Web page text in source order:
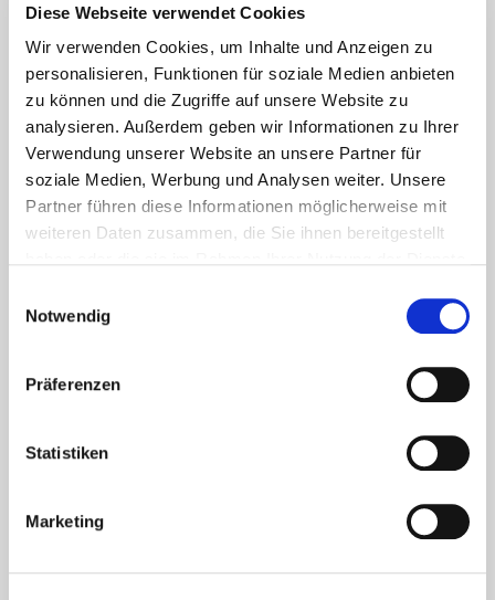
Diese Webseite verwendet Cookies
Wir verwenden Cookies, um Inhalte und Anzeigen zu
personalisieren, Funktionen für soziale Medien anbieten
zu können und die Zugriffe auf unsere Website zu
analysieren. Außerdem geben wir Informationen zu Ihrer
Verwendung unserer Website an unsere Partner für
soziale Medien, Werbung und Analysen weiter. Unsere
Partner führen diese Informationen möglicherweise mit
weiteren Daten zusammen, die Sie ihnen bereitgestellt
Notwendig
Präferenzen
Statistiken
Marketing
Aktuelles - Nyheter
Coronavirus in Norwegen –